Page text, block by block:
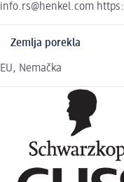
info.rs@henkel.com
Zemlja porekla
EU, Nemačka